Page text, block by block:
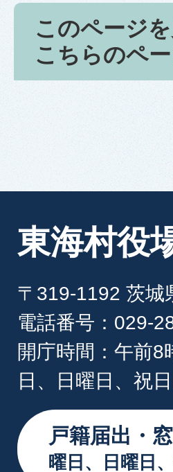
このページ
こちらのペ
東海村役
〒319-1192 茨城
電話番号：029-
開庁時間：午前
日、日曜日、祝
戸籍届出・
曜日、日曜日